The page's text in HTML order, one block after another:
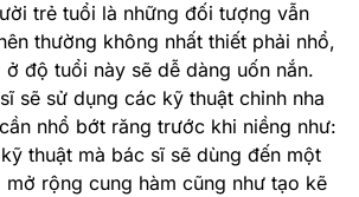
trẻ tuổi là những đối tượng vẫn
thường không nhất thiết phải nhổ,
độ tuổi này sẽ dễ dàng uốn nắn.
sẽ sử dụng các kỹ thuật chỉnh nha
nhổ bớt răng trước khi niềng như:
thuật mà bác sĩ sẽ dùng đến một
mở rộng cung hàm cũng như tạo kẽ